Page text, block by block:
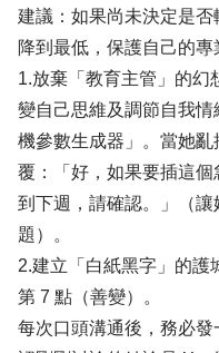
建議：如果尚未決定是
降到最低，保護自己的專
1.放棄「教育主管」的幻
變自己思維及調節自我
機參數生成器」。當她
覆：「好，如果要插這
到下週，請確認。」（
題）。
2.建立「白紙黑字」的護
第 7 點（善變）。
每次口頭溝通後，務必